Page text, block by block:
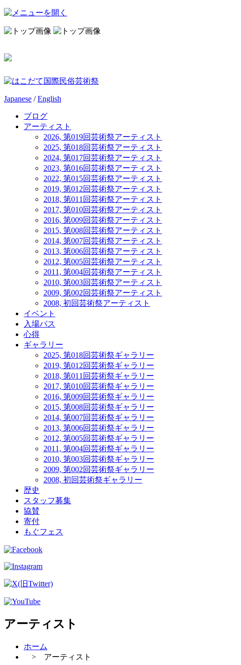
Japanese /English
ブログ
アーティスト
2026, 第019回芸術祭アーティスト
2025, 第018回芸術祭アーティスト
2024, 第017回芸術祭アーティスト
2023, 第016回芸術祭アーティスト
2022, 第015回芸術祭アーティスト
2019, 第012回芸術祭アーティスト
2018, 第011回芸術祭アーティスト
2017, 第010回芸術祭アーティスト
2016, 第009回芸術祭アーティスト
2015, 第008回芸術祭アーティスト
2014, 第007回芸術祭アーティスト
2013, 第006回芸術祭アーティスト
2012, 第005回芸術祭アーティスト
2011, 第004回芸術祭アーティスト
2010, 第003回芸術祭アーティスト
2009, 第002回芸術祭アーティスト
2008, 初回芸術祭アーティスト
イベント
入場パス
心得
ギャラリー
2025, 第018回芸術祭ギャラリー
2019, 第012回芸術祭ギャラリー
2018, 第011回芸術祭ギャラリー
2017, 第010回芸術祭ギャラリー
2016, 第009回芸術祭ギャラリー
2015, 第008回芸術祭ギャラリー
2014, 第007回芸術祭ギャラリー
2013, 第006回芸術祭ギャラリー
2012, 第005回芸術祭ギャラリー
2011, 第004回芸術祭ギャラリー
2010, 第003回芸術祭ギャラリー
2009, 第002回芸術祭ギャラリー
2008, 初回芸術祭ギャラリー
歴史
スタッフ募集
協賛
寄付
もぐフェス
アーティスト
ホーム
> アーティスト